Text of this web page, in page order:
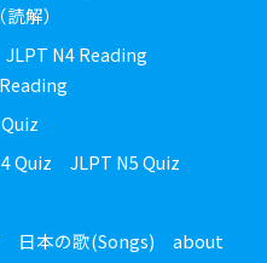
解）
JLPT N4 Reading
Quiz
JLPT N5 Quiz
日本の歌(Songs) about